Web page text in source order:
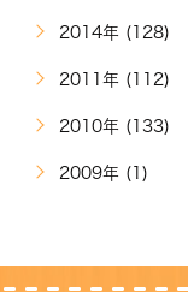
2014年 (128)
2011年 (112)
2010年 (133)
2009年 (1)